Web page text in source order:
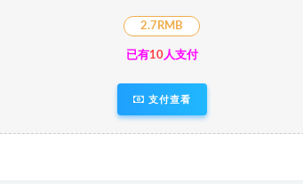
2.7RMB
已有10人支付
支付查看